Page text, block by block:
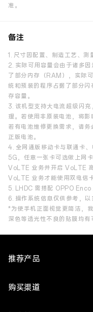
准。
备注
1. 尺寸因配置、制造工艺、测
2. 实际可用容量会由于诸多
了部分内存（RAM），实际
统和预装的程序占据了部分
存容量。
3. 该机型支持大电流超级闪
理。若使用非原装电池，将影
若有电池维修更换需求，请
正版电池。
4. 全网通版移动卡与联通卡
5G，任意一张卡可选做上网
VoLTE 业务并开启 VoLTE
VoLTE 业务才能使用双电信
5. LHDC 需搭配 OPPO
6. 操作系统信息仅供参考，
*为使手机正面视觉更简洁，
深色等透光性不良的贴膜均有
推荐产品
Find N6
购买渠道